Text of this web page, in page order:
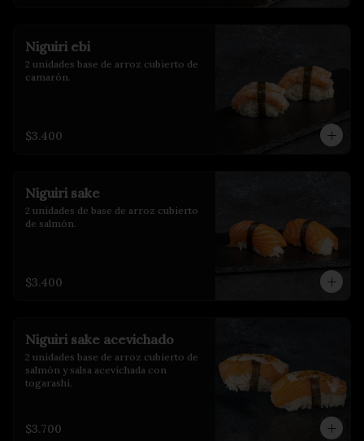
Niguiri ebi
2 unidades base de arroz cubierto de
camarón.
$3.400
Niguiri sake
2 unidades de base de arroz cubierto
de salmón.
$3.400
Niguiri sake acevichado
2 unidades base de arroz cubierto de
salmón y salsa acevichada con
togarashi.
$3.700